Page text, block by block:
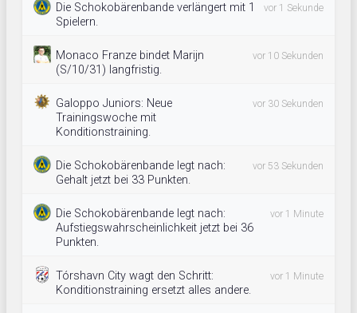
Die Schokobärenbande verlängert mit 1
Spielern.
vor 1 Sekunde
Monaco Franze bindet Marijn
(S/10/31) langfristig.
vor 10 Sekunden
Galoppo Juniors: Neue
Trainingswoche mit
Konditionstraining.
vor 30 Sekunden
Die Schokobärenbande legt nach:
Gehalt jetzt bei 33 Punkten.
vor 53 Sekunden
Die Schokobärenbande legt nach:
Aufstiegswahrscheinlichkeit jetzt bei 36
Punkten.
vor 1 Minute
Tórshavn City wagt den Schritt:
Konditionstraining ersetzt alles andere.
vor 1 Minute